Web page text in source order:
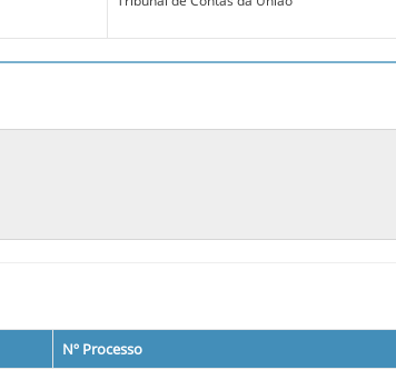
Nº Processo